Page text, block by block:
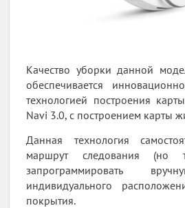
Качество уборки данной
обеспечивается
технологией построения
Navi 3.0, с построением карты
Данная технология
маршрут следования (но
запрограммировать
индивидуального
покрытия.